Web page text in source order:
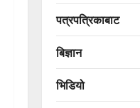
पत्रपत्रिकाबाट
बिज्ञान
भिडियो